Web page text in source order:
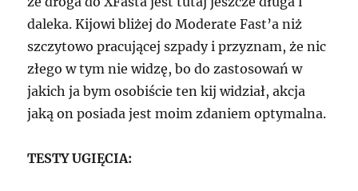
daleka. Kijowi bliżej do Moderate Fast’a niż
szczytowo pracującej szpady i przyznam, że nic
złego w tym nie widzę, bo do zastosowań w
jakich ja bym osobiście ten kij widział, akcja
jaką on posiada jest moim zdaniem optymalna.
TESTY UGIĘCIA: